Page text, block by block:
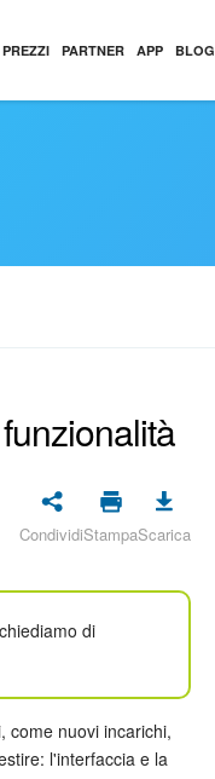
PREZZI PARTNER APP BLOG
CondividiStampaScarica
di
come nuovi incarichi,
l'interfaccia e la